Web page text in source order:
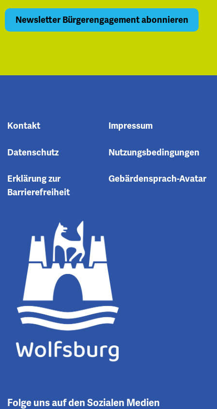
Kontakt Impressum
Datenschutz Nutzungsbedingungen
Erklärung zur
Barrierefreiheit
Gebärdensprach-Avatar
Folge uns auf den Sozialen Medien